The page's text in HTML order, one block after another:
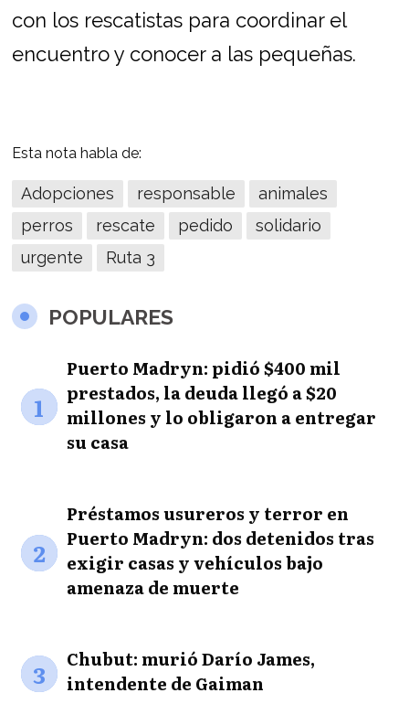
con los rescatistas para coordinar el
encuentro y conocer a las pequeñas.
Esta nota habla de:
Adopciones responsable
animales
perros
rescate pedido
solidario
urgente
Ruta 3
POPULARES
1
Puerto Madryn: pidió $400 mil
prestados, la deuda llegó a $20
millones y lo obligaron a entregar
su casa
2
Préstamos usureros y terror en
Puerto Madryn: dos detenidos tras
exigir casas y vehículos bajo
amenaza de muerte
3
Chubut: murió Darío James,
intendente de Gaiman